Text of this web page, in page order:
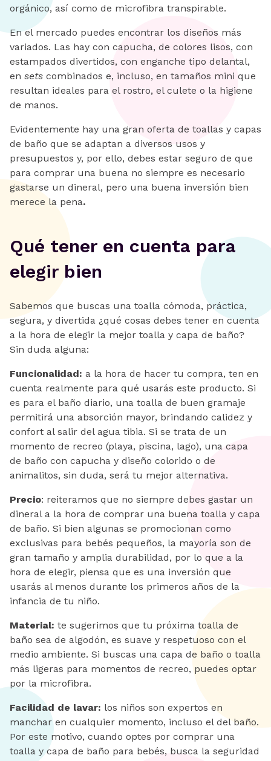
orgánico, así como de microfibra transpirable.
En el mercado puedes encontrar los diseños más
variados. Las hay con capucha, de colores lisos, con
estampados divertidos, con enganche tipo delantal,
en sets combinados e, incluso, en tamaños mini que
resultan ideales para el rostro, el culete o la higiene
de manos.
Evidentemente hay una gran oferta de toallas y capas
de baño que se adaptan a diversos usos y
presupuestos y, por ello, debes estar seguro de que
para comprar una buena no siempre es necesario
gastarse un dineral, pero una buena inversión bien
merece la pena.
Qué tener en cuenta para
elegir bien
Sabemos que buscas una toalla cómoda, práctica,
segura, y divertida ¿qué cosas debes tener en cuenta
a la hora de elegir la mejor toalla y capa de baño?
Sin duda alguna:
Funcionalidad: a la hora de hacer tu compra, ten en
cuenta realmente para qué usarás este producto. Si
es para el baño diario, una toalla de buen gramaje
permitirá una absorción mayor, brindando calidez y
confort al salir del agua tibia. Si se trata de un
momento de recreo (playa, piscina, lago), una capa
de baño con capucha y diseño colorido o de
animalitos, sin duda, será tu mejor alternativa.
Precio: reiteramos que no siempre debes gastar un
dineral a la hora de comprar una buena toalla y capa
de baño. Si bien algunas se promocionan como
exclusivas para bebés pequeños, la mayoría son de
gran tamaño y amplia durabilidad, por lo que a la
hora de elegir, piensa que es una inversión que
usarás al menos durante los primeros años de la
infancia de tu niño.
Material: te sugerimos que tu próxima toalla de
baño sea de algodón, es suave y respetuoso con el
medio ambiente. Si buscas una capa de baño o toalla
más ligeras para momentos de recreo, puedes optar
por la microfibra.
Facilidad de lavar: los niños son expertos en
manchar en cualquier momento, incluso el del baño.
Por este motivo, cuando optes por comprar una
toalla y capa de baño para bebés, busca la seguridad